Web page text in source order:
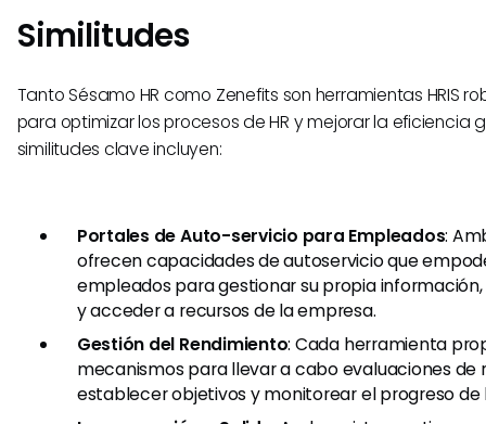
Similitudes
Tanto Sésamo HR como Zenefits son herramientas HRIS
para optimizar los procesos de HR y mejorar la eficiencia
similitudes clave incluyen:
Portales de Auto-servicio para Empleados:
ofrecen capacidades de autoservicio que
empleados para gestionar su propia
y acceder a recursos de la empresa.
Gestión del Rendimiento: Cada herramienta
mecanismos para llevar a cabo evaluaciones de
establecer objetivos y monitorear el progreso de